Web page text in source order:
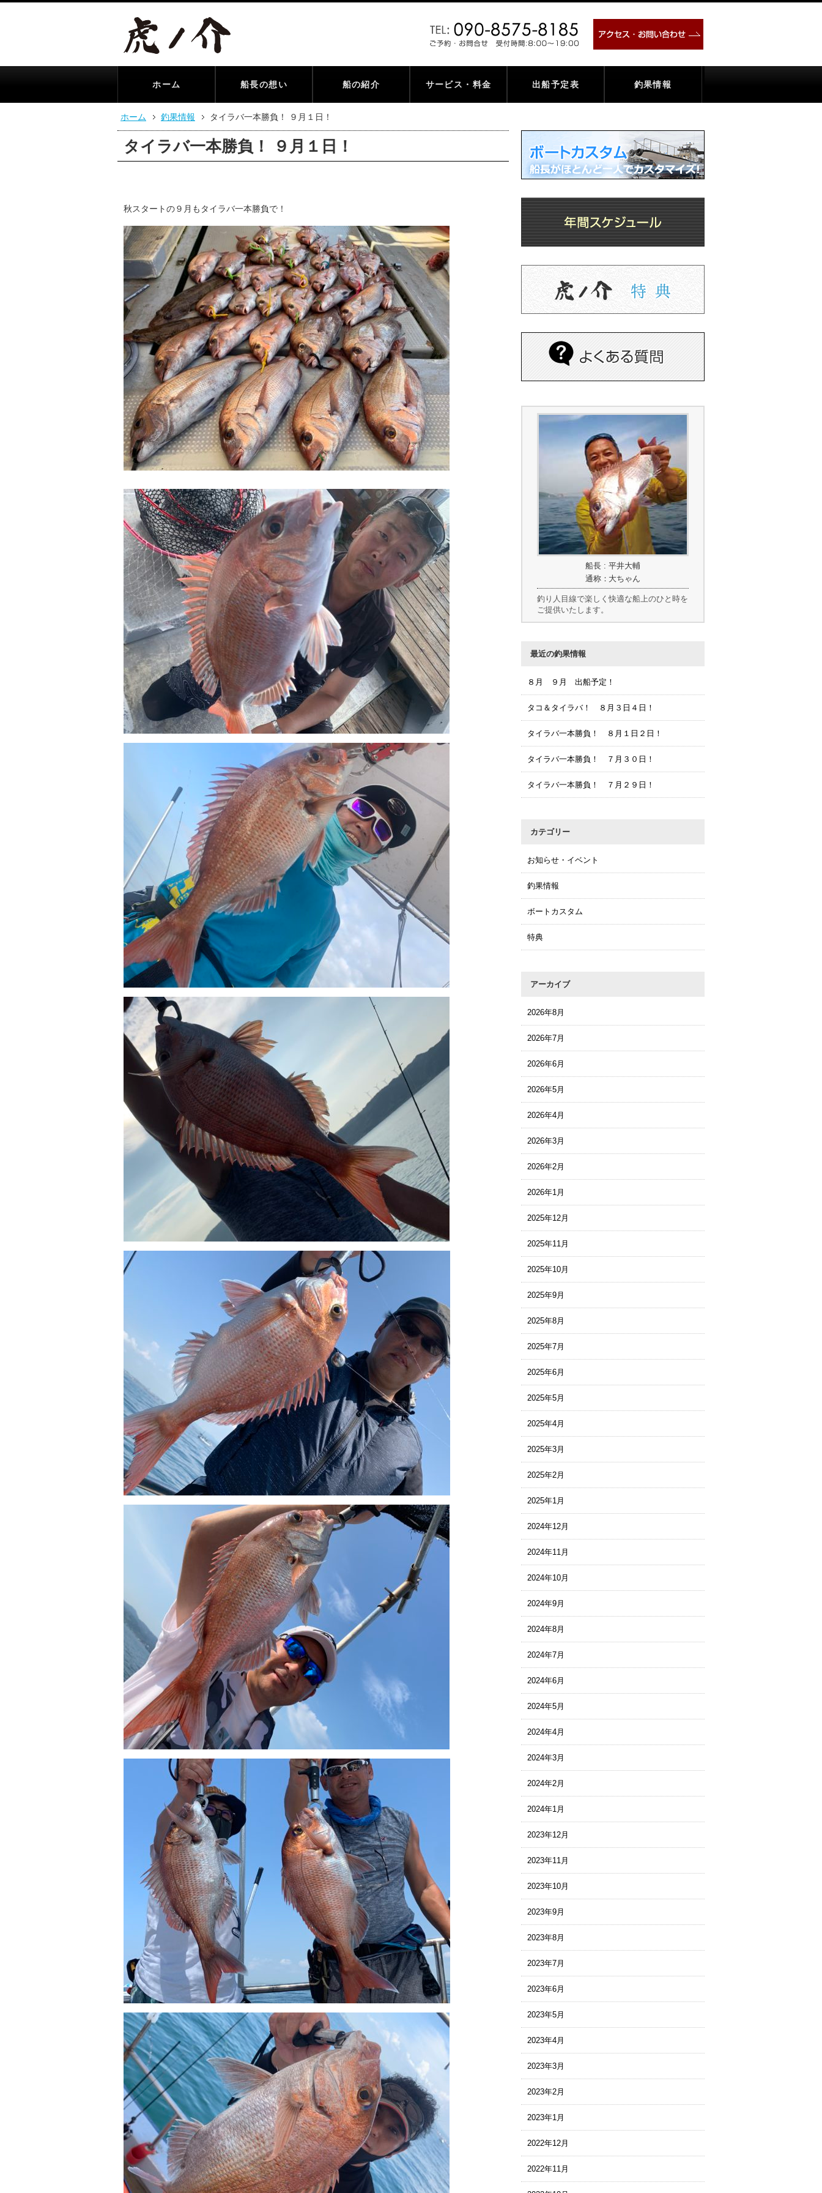
ホーム 船長の想い 船の紹介 サービス・料金 出船予定表 釣果情報
ホーム 釣果情報 タイラバ一本勝負！ ９月１日！
タイラバ一本勝負！ ９月１日！
秋スタートの９月もタイラバ一本勝負で！
船長 : 平井大輔
通称：大ちゃん
釣り人目線で楽しく快適な船上のひと時を
ご提供いたします。
最近の釣果情報
８月 ９月 出船予定！
タコ＆タイラバ！ ８月３日４日！
タイラバ一本勝負！ ８月１日２日！
タイラバ一本勝負！ ７月３０日！
タイラバ一本勝負！ ７月２９日！
カテゴリー
お知らせ・イベント
釣果情報
ボートカスタム
特典
アーカイブ
2026年8月
2026年7月
2026年6月
2026年5月
2026年4月
2026年3月
2026年2月
2026年1月
2025年12月
2025年11月
2025年10月
2025年9月
2025年8月
2025年7月
2025年6月
2025年5月
2025年4月
2025年3月
2025年2月
2025年1月
2024年12月
2024年11月
2024年10月
2024年9月
2024年8月
2024年7月
2024年6月
2024年5月
2024年4月
2024年3月
2024年2月
2024年1月
2023年12月
2023年11月
2023年10月
2023年9月
2023年8月
2023年7月
2023年6月
2023年5月
2023年4月
2023年3月
2023年2月
2023年1月
2022年12月
2022年11月